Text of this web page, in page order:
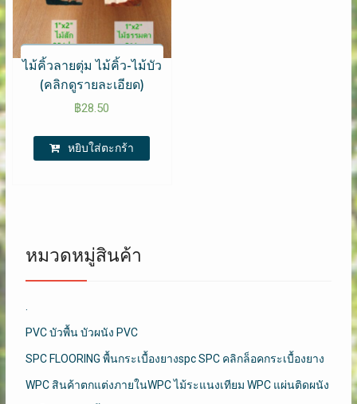
ไม้คิ้วลายตุ่ม ไม้คิ้ว-ไม้บัว
(คลิกดูรายละเอียด)
฿28.50
หยิบใส่ตะกร้า
หมวดหมู่สินค้า
.
PVC บัวพื้น บัวผนัง PVC
SPC FLOORING พื้นกระเบื้องยางspc SPC คลิกล็อคกระเบื้องยาง
WPC สินค้าตกแต่งภายในWPC ไม้ระแนงเทียม WPC แผ่นติดผนัง